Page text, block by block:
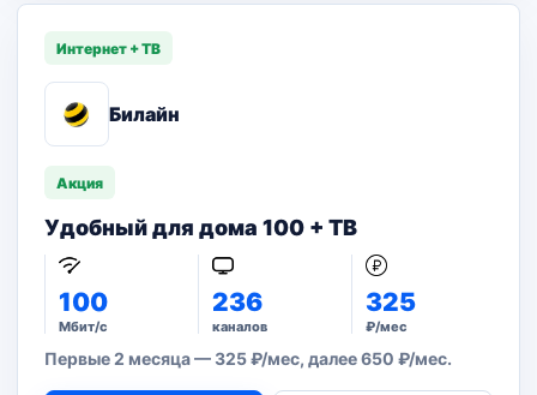
Интернет + ТВ
Билайн
Акция
Удобный для дома 100 + ТВ
100
Мбит/с
236
каналов
325
₽/мес
Первые 2 месяца — 325 ₽/мес, далее 650 ₽/мес.